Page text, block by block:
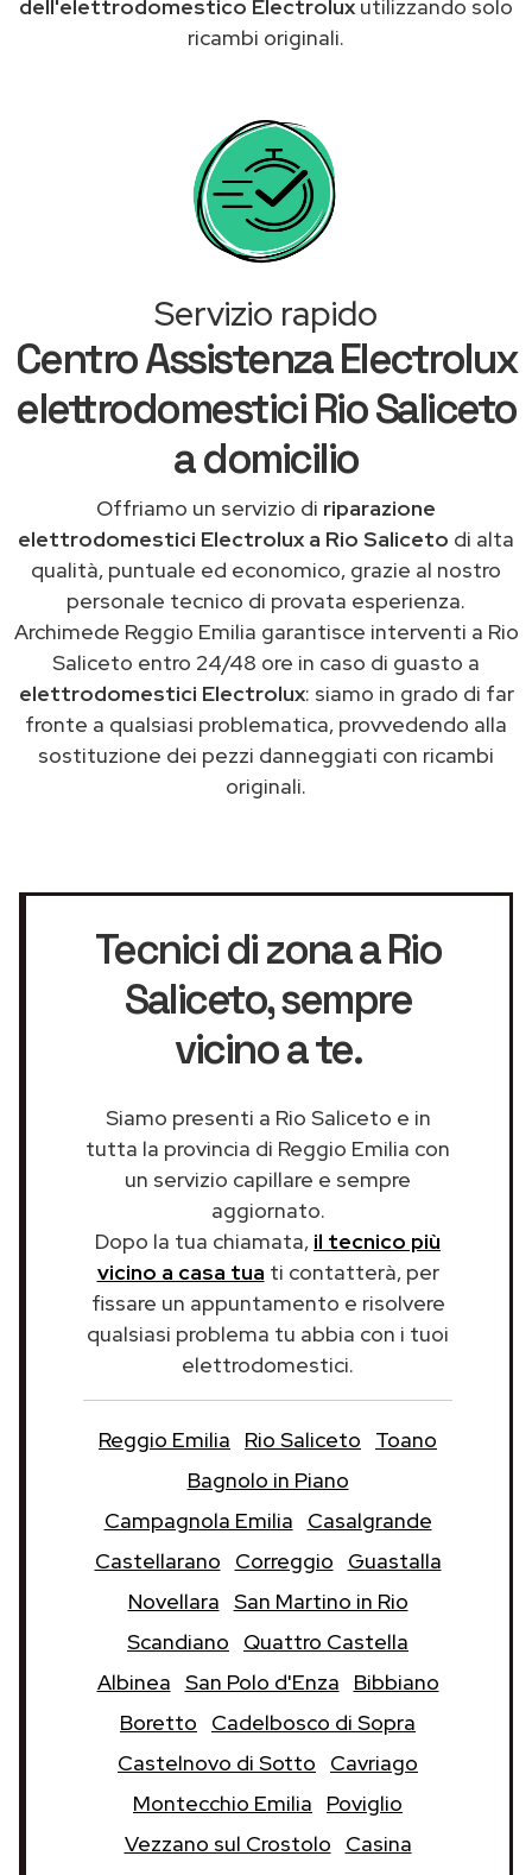
dell'elettrodomestico Electrolux utilizzando solo
ricambi originali.
Servizio rapido
Centro Assistenza Electrolux
elettrodomestici Rio Saliceto
a domicilio
Offriamo un servizio di riparazione
elettrodomestici Electrolux a Rio Saliceto di alta
qualità, puntuale ed economico, grazie al nostro
personale tecnico di provata esperienza.
Archimede Reggio Emilia garantisce interventi a Rio
Saliceto entro 24/48 ore in caso di guasto a
elettrodomestici Electrolux: siamo in grado di far
fronte a qualsiasi problematica, provvedendo alla
sostituzione dei pezzi danneggiati con ricambi
originali.
Tecnici di zona a Rio
Saliceto, sempre
vicino a te.
Siamo presenti a Rio Saliceto e in
tutta la provincia di Reggio Emilia con
un servizio capillare e sempre
aggiornato.
Dopo la tua chiamata, il tecnico più
vicino a casa tua ti contatterà, per
fissare un appuntamento e risolvere
qualsiasi problema tu abbia con i tuoi
elettrodomestici.
Reggio Emilia Rio Saliceto
Toano
Bagnolo in Piano
Campagnola Emilia
Casalgrande
Castellarano
Correggio
Guastalla
Novellara San Martino in Rio
Scandiano
Quattro Castella
Albinea San Polo d'Enza
Bibbiano
Boretto
Cadelbosco di Sopra
Castelnovo di Sotto
Cavriago
Montecchio Emilia
Poviglio
Vezzano sul Crostolo
Casina